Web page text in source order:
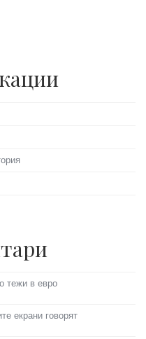
тежи в евро
екрани говорят